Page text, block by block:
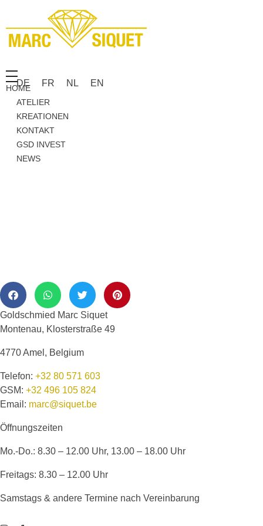
DE FR NL EN
HOME
ATELIER
KREATIONEN
KONTAKT
GSD INVEST
NEWS
Goldschmied Marc Siquet
Montenau, Klosterstraße 49
4770 Amel, Belgium
Telefon: +32 80 571 603
GSM: +32 496 105 824
Email: marc@siquet.be
Öffnungszeiten
Mo.-Do.: 8.30 – 12.00 Uhr, 13.00 – 18.00 Uhr
Freitags: 8.30 – 12.00 Uhr
Samstags & andere Termine nach Vereinbarung